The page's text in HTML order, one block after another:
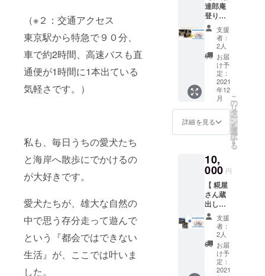
（※２：交通アクセス
東京駅から特急で９０分、
車で約2時間、高速バスも直
通便が1時間に1本出ている
気軽さです。）
私も、毎日うちの愛犬たち
と海岸へ散歩にでかけるの
が大好きです。
愛犬たちが、雄大な自然の
中で思う存分走って遊んで
という『都会ではできない
生活』が、ここでは叶いま
した。
が出る
ため、
取り扱
い商品
相場は
変動い
たしま
す。
5000円
10,000
円でご
用意い
たしま
した。
5,000
円・・
・夫婦
湯飲み
茶碗1組
また
はお皿2
枚セッ
okペー
ジ
https://
bit.ly/3i
Q7Tr2 ※
料金は
送料・
消費税
込みと
なって
宅配便
でお届
しま
す。 ※
分量：
5kg1個
※配送期
間： ・
写真
集 ″忘
れられ
た被災
地”
『旭』
→12月
お食事
券をお
届けい
たしま
す。 こ
のコー
スの食
事処：
しらす
亭 事業
形態：
理・海
鮮料
居酒
屋、民
宿 〒
289-
2500 千
葉県旭
市下永
井519-
12 電話
番号：
0479-
をお届
けしま
す。 ご
家族で
お楽し
みいた
だける
量で
す。 販
売元：
https://
www.sh
owa-
sangyo.
co.jp/en
p-
recipe/
shop01.
html
https://r
etty.me/
area/P
RE12/A
RE47/S
UB469
03/1000
007587
10,000
発の花
火大会
をメイ
ンにイ
ベント
が盛り
だくさ
んの地
域のお
祭りで
す。 海
浜花火
等席を
お食事
いかが
です
か？
2020
年、
2021年
はコロ
ナの影
響で残
念なが
フィン
スクー
ル体験
コース
です。
初心者
コー
ス 2時
間1名
様
10,000
円 九十
九里浜
フィン
を体験
してみ
ません
か？
サーフ
ショッ
『Affec
t』を経
営する
ＪＰＳ
Ａ公認
達郎庵
登り窯
体験＆
写真
集 ″忘
れられ
た被災
『旭』
集 "忘れ
られた
被災地”
『旭』1
冊＋庵
体験
コース
です。
1名様
10,000
円 旭市
飯岡に
生まれ
育った
陶芸
家、加
瀬達郎
さんの
支援
者：
2人
お届
け予
定：
2021
年12
月
詳細を見る
こ
の
リ
タ
ー
ン
を
選
択
す
る
10,
000 円
【 糀屋
さん蔵
出し食
器詰め
合わせ
＆写真
集 ″忘
れられ
た被災
支援
者：
2人
お届
け予
定：
2021